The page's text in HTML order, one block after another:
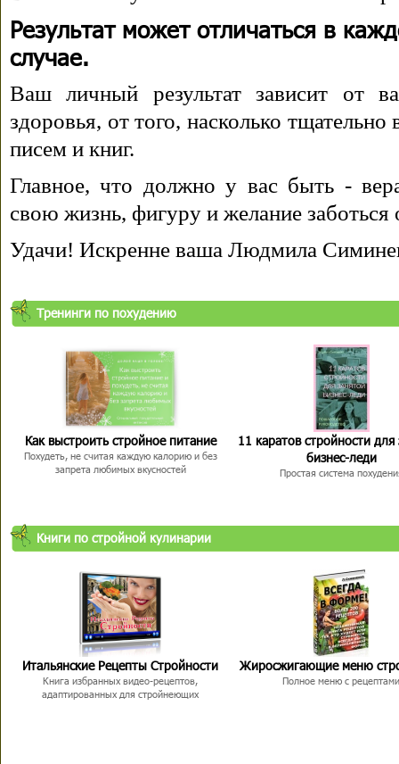
Результат может отличаться в
случае.
Ваш личный результат зависит от
здоровья, от того, насколько
писем и книг.
Главное, что должно у вас быть -
свою жизнь, фигуру и желание заботься
Удачи! Искренне ваша Людмила
Тренинги по похудению
Как выстроить стройное питание
Похудеть, не считая каждую калорию и без
запрета любимых вкусностей
11 каратов стройности для
бизнес-леди
Простая система
Книги по стройной кулинарии
Итальянские Рецепты Стройности
Книга избранных видео-рецептов,
адаптированных для стройнеющих
Жиросжигающие меню
Полное меню с рецептами